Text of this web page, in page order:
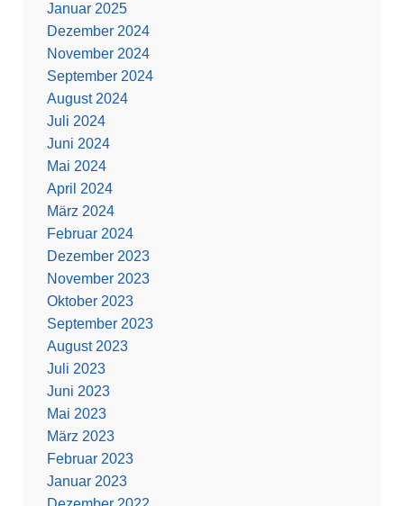
Januar 2025
Dezember 2024
November 2024
September 2024
August 2024
Juli 2024
Juni 2024
Mai 2024
April 2024
März 2024
Februar 2024
Dezember 2023
November 2023
Oktober 2023
September 2023
August 2023
Juli 2023
Juni 2023
Mai 2023
März 2023
Februar 2023
Januar 2023